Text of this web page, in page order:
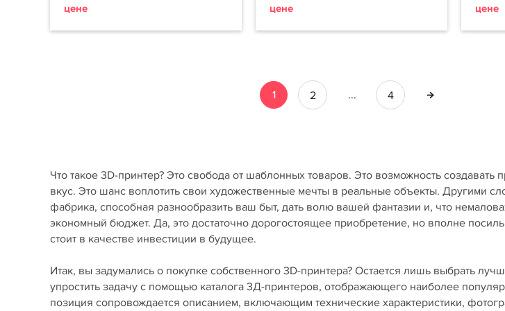
цене
цене
цене
1 2 ... 4
Что такое 3D-принтер? Это свобода от шаблонных товаров. Это возможность создавать
вкус. Это шанс воплотить свои художественные мечты в реальные объекты. Другими
фабрика, способная разнообразить ваш быт, дать волю вашей фантазии и, что
экономный бюджет. Да, это достаточно дорогостоящее приобретение, но вполне
стоит в качестве инвестиции в будущее.
Итак, вы задумались о покупке собственного 3D-принтера? Остается лишь выбрать
упростить задачу с помощью каталога 3Д-принтеров, отображающего наиболее
позиция сопровождается описанием, включающим технические характеристики,